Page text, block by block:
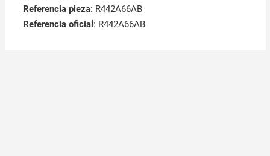
Referencia pieza: R442A66AB
Referencia oficial : R442A66AB